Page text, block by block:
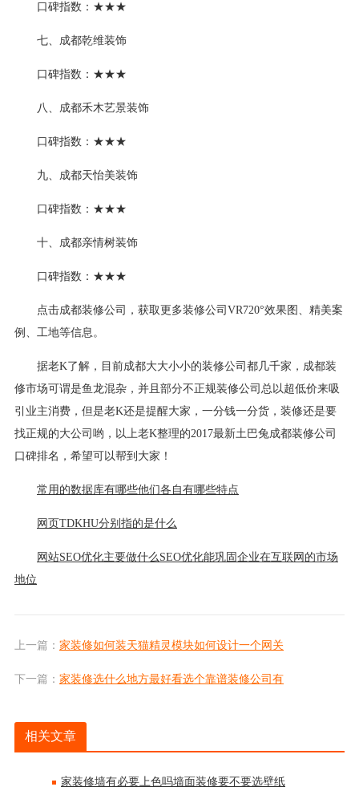
口碑指数：★★★
七、成都乾维装饰
口碑指数：★★★
八、成都禾木艺景装饰
口碑指数：★★★
九、成都天怡美装饰
口碑指数：★★★
十、成都亲情树装饰
口碑指数：★★★
点击成都装修公司，获取更多装修公司VR720°效果图、精美案
例、工地等信息。
据老K了解，目前成都大大小小的装修公司都几千家，成都装
修市场可谓是鱼龙混杂，并且部分不正规装修公司总以超低价来吸
引业主消费，但是老K还是提醒大家，一分钱一分货，装修还是要
找正规的大公司哟，以上老K整理的2017最新土巴兔成都装修公司
口碑排名，希望可以帮到大家！
常用的数据库有哪些他们各自有哪些特点
网页TDKHU分别指的是什么
网站SEO优化主要做什么SEO优化能巩固企业在互联网的市场
地位
上一篇： 家装修如何装天猫精灵模块如何设计一个网关
下一篇： 家装修选什么地方最好看选个靠谱装修公司有
相关文章
家装修墙有必要上色吗墙面装修要不要选壁纸